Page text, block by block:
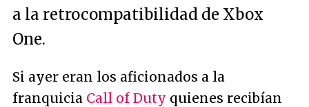
a la retrocompatibilidad de Xbox
One.
Si ayer eran los aficionados a la
franquicia Call of Duty quienes recibían